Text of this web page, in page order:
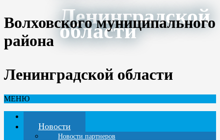
Ленинградской
области
Волховского муниципального
района
Ленинградской области
МЕНЮ
Новости
Новости партнеров